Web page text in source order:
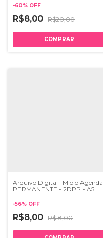
-60% OFF
R$8,00 R$20,00
Arquivo Digital | Miolo Agenda
PERMANENTE - 2DPP - A5
-56% OFF
R$8,00 R$18,00